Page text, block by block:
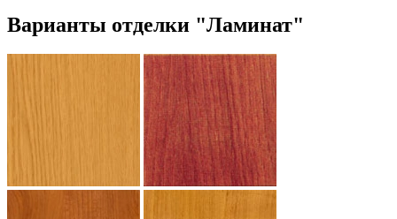
Варианты отделки "Ламинат"